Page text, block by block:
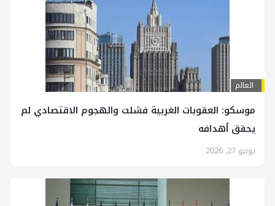
العالم
موسكو: العقوبات الغربية فشلت والهجوم الاقتصادي لم
يحقق أهدافه
يونيو 27, 2026